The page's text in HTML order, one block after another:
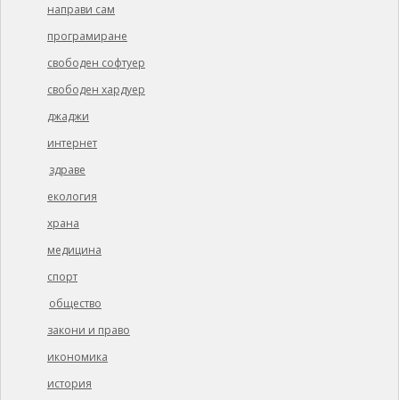
направи сам
програмиране
свободен софтуер
свободен хардуер
джаджи
интернет
здраве
екология
храна
медицина
спорт
общество
закони и право
икономика
история